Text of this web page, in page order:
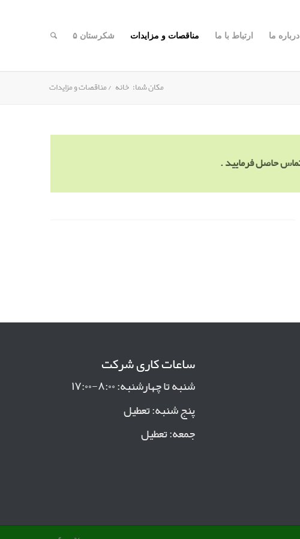
درباره ما ارتباط با ما مناقصات و مزایدات شکرستان ۵
مکان شما: خانه /مناقصات و مزایدات
ساعات کاری شرکت
شنبه تا چهارشنبه: ۸:۰۰-۱۷:۰۰
پنج شنبه: تعطیل
جمعه: تعطیل